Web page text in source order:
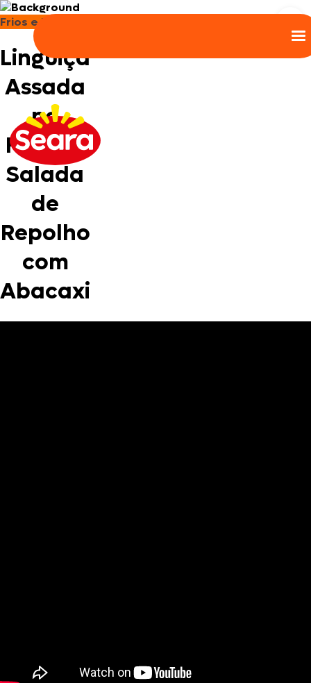
Frios e Embutidos
Linguiça
Assada
no
Forno e
Salada
de
Repolho
com
Abacaxi